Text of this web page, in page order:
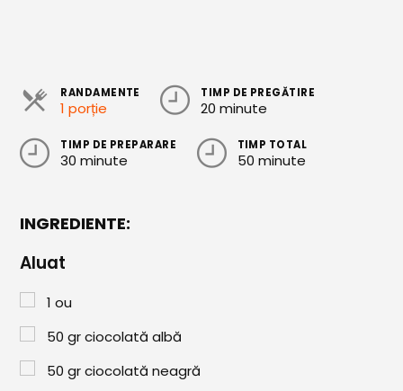
Conserve
Sirop / Compot
Garnituri
Paste & Risotto
Patiserie
Aluaturi Dulci
RANDAMENTE
1 porție
TIMP DE PREGĂTIRE
20 minute
TIMP DE PREPARARE
30 minute
TIMP TOTAL
50 minute
INGREDIENTE:
Aluat
1 ou
50 gr ciocolată albă
50 gr ciocolată neagră